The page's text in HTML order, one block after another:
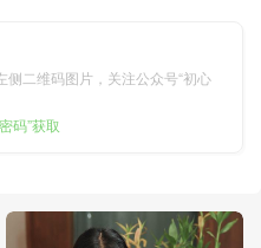
侧二维码图片，关注公众号“初心
码”获取